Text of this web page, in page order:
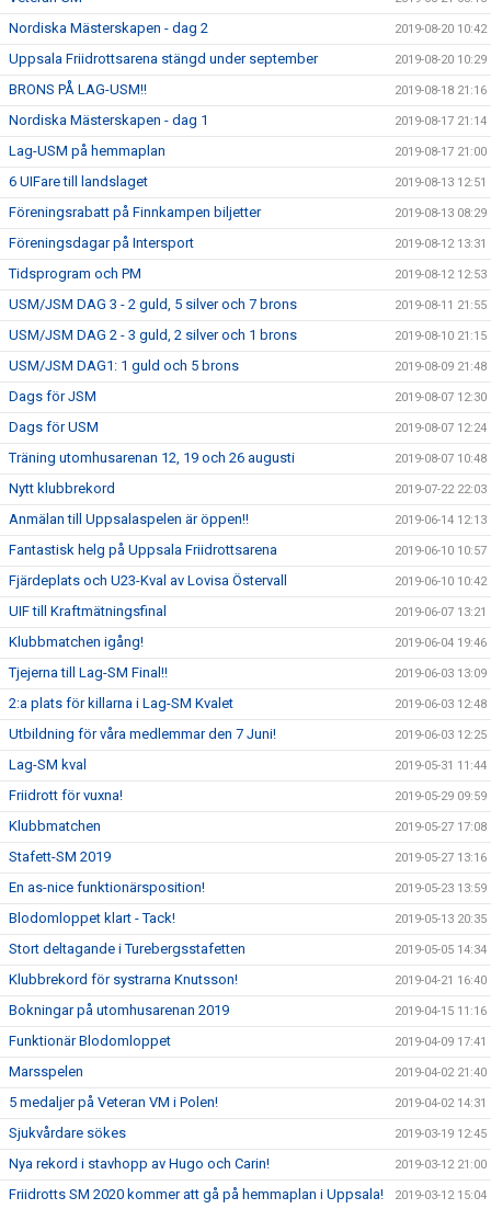
Nordiska Mästerskapen - dag 2 2019-08-20 10:42
Uppsala Friidrottsarena stängd under september 2019-08-20 10:29
BRONS PÅ LAG-USM!! 2019-08-18 21:16
Nordiska Mästerskapen - dag 1 2019-08-17 21:14
Lag-USM på hemmaplan 2019-08-17 21:00
6 UIFare till landslaget 2019-08-13 12:51
Föreningsrabatt på Finnkampen biljetter 2019-08-13 08:29
Föreningsdagar på Intersport 2019-08-12 13:31
Tidsprogram och PM 2019-08-12 12:53
USM/JSM DAG 3 - 2 guld, 5 silver och 7 brons 2019-08-11 21:55
USM/JSM DAG 2 - 3 guld, 2 silver och 1 brons 2019-08-10 21:15
USM/JSM DAG1: 1 guld och 5 brons 2019-08-09 21:48
Dags för JSM 2019-08-07 12:30
Dags för USM 2019-08-07 12:24
Träning utomhusarenan 12, 19 och 26 augusti 2019-08-07 10:48
Nytt klubbrekord 2019-07-22 22:03
Anmälan till Uppsalaspelen är öppen!! 2019-06-14 12:13
Fantastisk helg på Uppsala Friidrottsarena 2019-06-10 10:57
Fjärdeplats och U23-Kval av Lovisa Östervall 2019-06-10 10:42
UIF till Kraftmätningsfinal 2019-06-07 13:21
Klubbmatchen igång! 2019-06-04 19:46
Tjejerna till Lag-SM Final!! 2019-06-03 13:09
2:a plats för killarna i Lag-SM Kvalet 2019-06-03 12:48
Utbildning för våra medlemmar den 7 Juni! 2019-06-03 12:25
Lag-SM kval 2019-05-31 11:44
Friidrott för vuxna! 2019-05-29 09:59
Klubbmatchen 2019-05-27 17:08
Stafett-SM 2019 2019-05-27 13:16
En as-nice funktionärsposition! 2019-05-23 13:59
Blodomloppet klart - Tack! 2019-05-13 20:35
Stort deltagande i Turebergsstafetten 2019-05-05 14:34
Klubbrekord för systrarna Knutsson! 2019-04-21 16:40
Bokningar på utomhusarenan 2019 2019-04-15 11:16
Funktionär Blodomloppet 2019-04-09 17:41
Marsspelen 2019-04-02 21:40
5 medaljer på Veteran VM i Polen! 2019-04-02 14:31
Sjukvårdare sökes 2019-03-19 12:45
Nya rekord i stavhopp av Hugo och Carin! 2019-03-12 21:00
Friidrotts SM 2020 kommer att gå på hemmaplan i Uppsala! 2019-03-12 15:04